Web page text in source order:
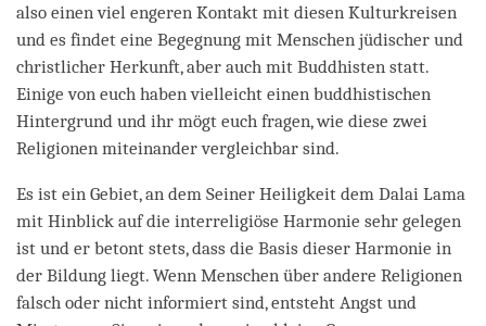
also einen viel engeren Kontakt mit diesen Kulturkreisen
und es findet eine Begegnung mit Menschen jüdischer und
christlicher Herkunft, aber auch mit Buddhisten statt.
Einige von euch haben vielleicht einen buddhistischen
Hintergrund und ihr mögt euch fragen, wie diese zwei
Religionen miteinander vergleichbar sind.
Es ist ein Gebiet, an dem Seiner Heiligkeit dem Dalai Lama
mit Hinblick auf die interreligiöse Harmonie sehr gelegen
ist und er betont stets, dass die Basis dieser Harmonie in
der Bildung liegt. Wenn Menschen über andere Religionen
falsch oder nicht informiert sind, entsteht Angst und